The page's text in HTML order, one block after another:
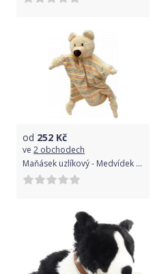
od 252 Kč
ve 2 obchodech
Maňásek uzlíkový - Medvídek 30 cm